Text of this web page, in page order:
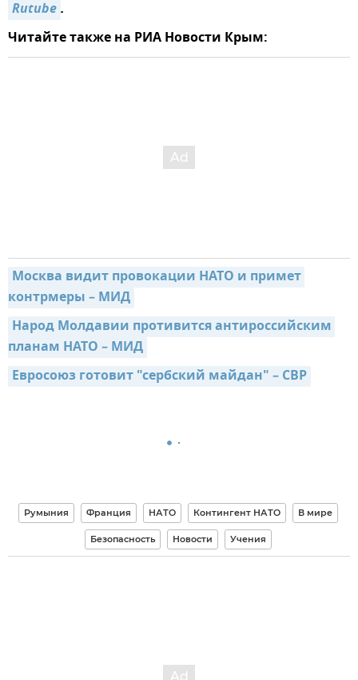
Rutube.
Читайте также на РИА Новости Крым:
Москва видит провокации НАТО и примет
контрмеры – МИД
Народ Молдавии противится антироссийским
планам НАТО – МИД
Евросоюз готовит "сербский майдан" – СВР
Румыния Франция НАТО Контингент НАТО В мире
Безопасность Новости Учения